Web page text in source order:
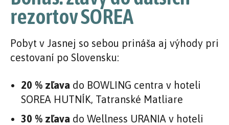
rezortov SOREA
Pobyt v Jasnej so sebou prináša aj výhody pri
cestovaní po Slovensku:
20 % zľava do BOWLING centra v hoteli
SOREA HUTNÍK, Tatranské Matliare
30 % zľava do Wellness URANIA v hoteli